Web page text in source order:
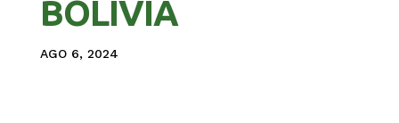
BOLIVIA
AGO 6, 2024